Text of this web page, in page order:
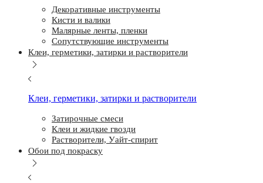
Декоративные инструменты
Кисти и валики
Малярные ленты, пленки
Сопутствующие инструменты
Клеи, герметики, затирки и растворители
Клеи, герметики, затирки и растворители
Затирочные смеси
Клеи и жидкие гвозди
Растворители, Уайт-спирит
Обои под покраску